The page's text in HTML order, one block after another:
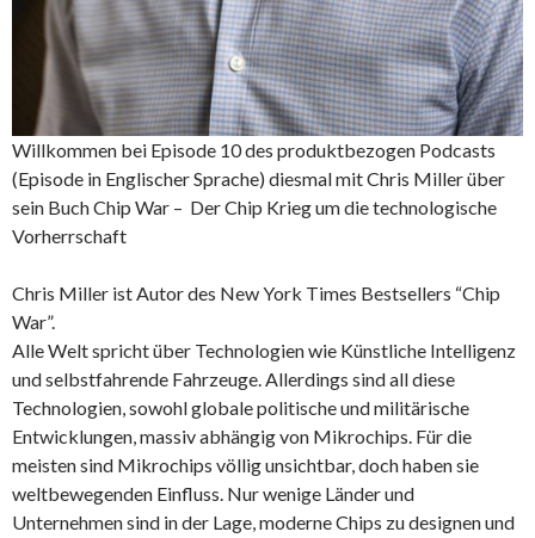
Willkommen bei Episode 10 des produktbezogen Podcasts
(Episode in Englischer Sprache) diesmal mit Chris Miller über
sein Buch Chip War – Der Chip Krieg um die technologische
Vorherrschaft
Chris Miller ist Autor des New York Times Bestsellers “Chip
War”.
Alle Welt spricht über Technologien wie Künstliche Intelligenz
und selbstfahrende Fahrzeuge. Allerdings sind all diese
Technologien, sowohl globale politische und militärische
Entwicklungen, massiv abhängig von Mikrochips. Für die
meisten sind Mikrochips völlig unsichtbar, doch haben sie
weltbewegenden Einfluss. Nur wenige Länder und
Unternehmen sind in der Lage, moderne Chips zu designen und